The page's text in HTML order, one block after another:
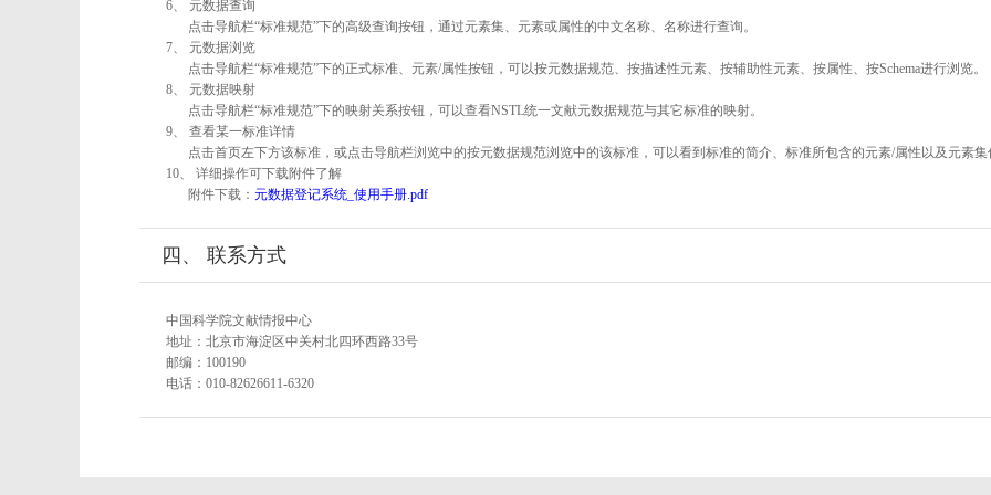
6、 元数据查询
点击导航栏“标准规范”下的高级查询按钮，通过元素集、元素或属性的中文名称、名称进行查询。
7、 元数据浏览
点击导航栏“标准规范”下的正式标准、元素/属性按钮，可以按元数据规范、按描述性元素、按辅助性元素、按属性、按Schema进行浏览。
8、 元数据映射
点击导航栏“标准规范”下的映射关系按钮，可以查看NSTL统一文献元数据规范与其它标准的映射。
9、 查看某一标准详情
点击首页左下方该标准，或点击导航栏浏览中的按元数据规范浏览中的该标准，可以看到标准的简介、标准所包含的元素/属性以及元素集
10、 详细操作可下载附件了解
附件下载： 元数据登记系统_使用手册.pdf
四、 联系方式
中国科学院文献情报中心
地址：北京市海淀区中关村北四环西路33号
邮编：100190
电话：010-82626611-6320